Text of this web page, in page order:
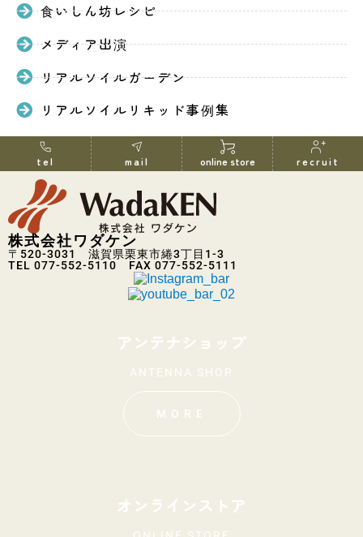
食いしん坊レシピ
メディア出演
リアルソイルガーデン
リアルソイルリキッド事例集
tel mail online store recruit
株式会社ワダケン
〒520-3031 滋賀県栗東市綣3丁目1-3
TEL 077-552-5110 FAX 077-552-5111
アンテナショップ
ANTENNA SHOP
MORE
オンラインストア